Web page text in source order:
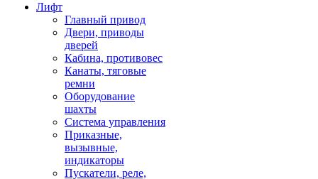
Лифт
Главный привод
Двери, приводы
дверей
Кабина, противовес
Канаты, тяговые
ремни
Оборудование
шахты
Система управления
Приказные,
вызывные,
индикаторы
Пускатели, реле,